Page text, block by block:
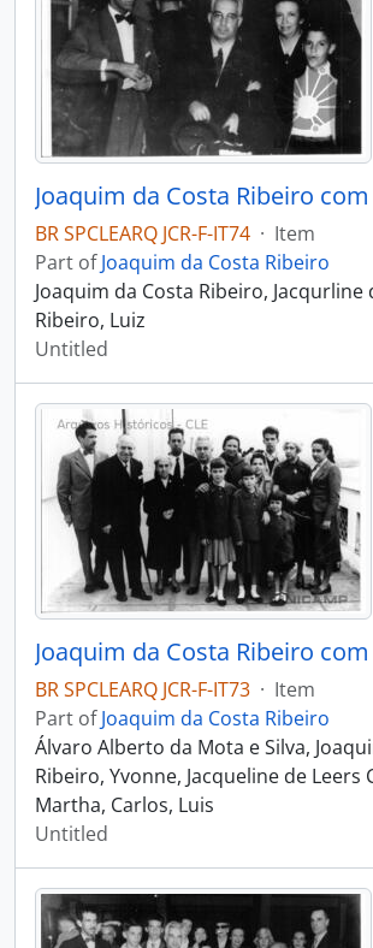
BR SPCLEARQ JCR-F-IT74 · Item
Part ofJoaquim da Costa Ribeiro
Joaquim da Costa Ribeiro, Jacqurline
Ribeiro, Luiz
Untitled
BR SPCLEARQ JCR-F-IT73 · Item
Part ofJoaquim da Costa Ribeiro
Álvaro Alberto da Mota e Silva,
Ribeiro, Yvonne, Jacqueline de Leers
Martha, Carlos, Luis
Untitled